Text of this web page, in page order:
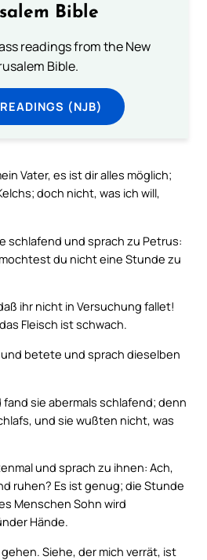
Bible
readings from the New
Bible.
(NJB)
Vater, es ist dir alles möglich;
doch nicht, was ich will,
schlafend und sprach zu Petrus:
du nicht eine Stunde zu
ihr nicht in Versuchung fallet!
Fleisch ist schwach.
betete und sprach dieselben
fand sie abermals schlafend; denn
und sie wußten nicht, was
und sprach zu ihnen: Ach,
ruhen? Es ist genug; die Stunde
Menschen Sohn wird
Hände.
Siehe, der mich verrät, ist